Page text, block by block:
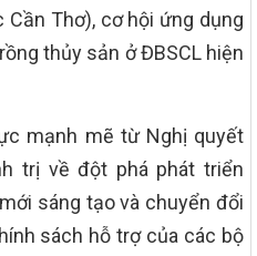
Thơ), cơ hội ứng dụng
thủy sản ở ĐBSCL hiện
mạnh mẽ từ Nghị quyết
trị về đột phá phát triển
sáng tạo và chuyển đổi
sách hỗ trợ của các bộ